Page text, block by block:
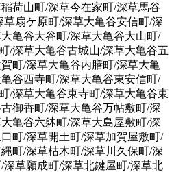
荷山町/深草今在家町/深草馬谷
扇ケ原町/深草大亀谷安信町/深
亀谷大谷町/深草大亀谷大山町/
/深草大亀谷古城山/深草大亀谷五
町/深草大亀谷内膳町/深草大亀
谷西寺町/深草大亀谷東安信町/
/深草大亀谷東寺町/深草大亀谷東
御香町/深草大亀谷万帖敷町/深
亀谷六躰町/深草大島屋敷町/深
町/深草開土町/深草加賀屋敷町/
町/深草枯木町/深草川久保町/深
草願成町/深草北鍵屋町/深草北